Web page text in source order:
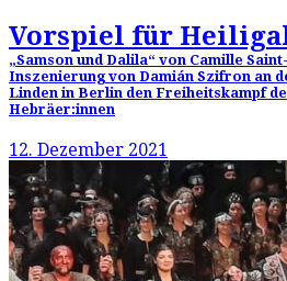
Vorspiel für
„Samson und Dalila“ von Camille
Inszenierung von Damián Szifron an
Linden in Berlin den Freiheitskampf
Hebräer:innen
12. Dezember 2021